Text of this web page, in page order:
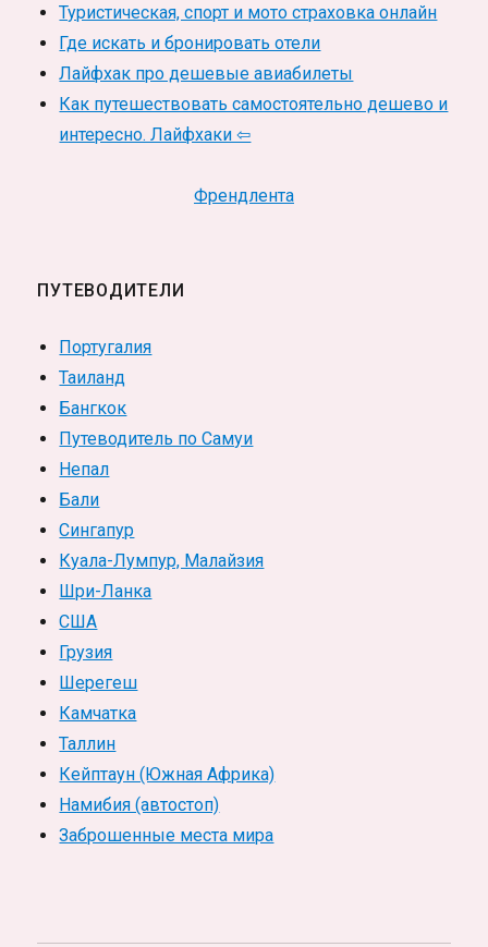
Туристическая, спорт и мото страховка онлайн
Где искать и бронировать отели
Лайфхак про дешевые авиабилеты
Как путешествовать самостоятельно дешево и
интересно. Лайфхаки ⇦
Френдлента
ПУТЕВОДИТЕЛИ
Португалия
Таиланд
Бангкок
Путеводитель по Самуи
Непал
Бали
Сингапур
Куала-Лумпур, Малайзия
Шри-Ланка
США
Грузия
Шерегеш
Камчатка
Таллин
Кейптаун (Южная Африка)
Намибия (автостоп)
Заброшенные места мира